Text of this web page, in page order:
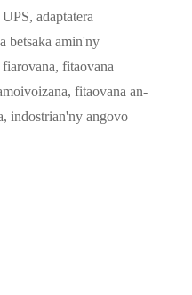
adaptatera
betsaka amin'ny
fitaovana
fitaovana an-
indostrian'ny angovo